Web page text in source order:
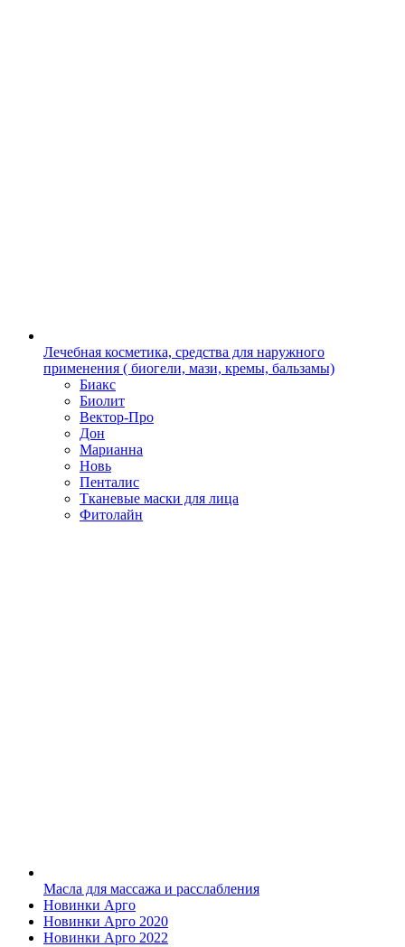
Лечебная косметика, средства для наружного
применения ( биогели, мази, кремы, бальзамы)
Биакс
Биолит
Вектор-Про
Дон
Марианна
Новь
Пенталис
Тканевые маски для лица
Фитолайн
Масла для массажа и расслабления
Новинки Арго
Новинки Арго 2020
Новинки Арго 2022